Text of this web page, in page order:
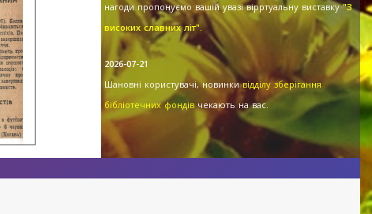
нагоди пропонуємо вашій увазі вірртуальну виставку"З
високих славних літ".
2026-07-21
Шановні користувачі, новинкивідділу зберігання
бібліотечних фондівчекають на вас.